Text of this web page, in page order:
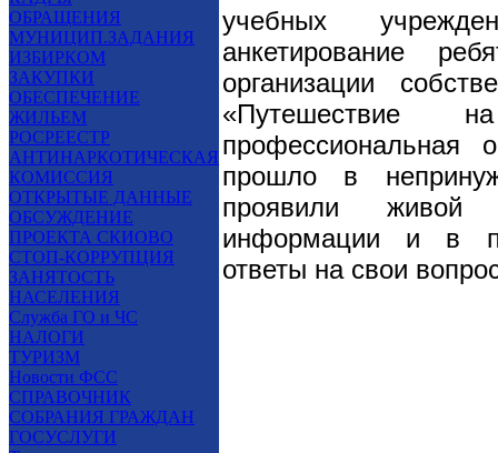
ОБРАЩЕНИЯ
МУНИЦИП.ЗАДАНИЯ
ИЗБИРКОМ
ЗАКУПКИ
ОБЕСПЕЧЕНИЕ
ЖИЛЬЕМ
РОСРЕЕСТР
АНТИНАРКОТИЧЕСКАЯ
КОМИССИЯ
ОТКРЫТЫЕ ДАННЫЕ
ОБСУЖДЕНИЕ
ПРОЕКТА СКИОВО
СТОП-КОРРУПЦИЯ
ЗАНЯТОСТЬ
НАСЕЛЕНИЯ
Служба ГО и ЧС
НАЛОГИ
ТУРИЗМ
Новости ФСС
СПРАВОЧНИК
СОБРАНИЯ ГРАЖДАН
ГОСУСЛУГИ
учебных
анкетирование
организации
профессиональная
прошло в
проявили живой
информации и в
ответы на свои